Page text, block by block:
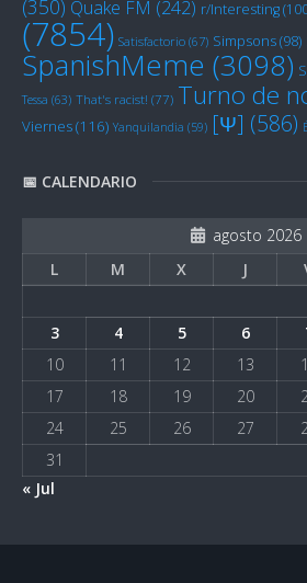
(350) Quake FM (242) r/Interesting
(7854) Satisfactorio (67) Simpsons(98)
SpanishMeme (3098)
Tessa (63) That's racist! (77) Turno de
Viernes(116) Yanquilandia (59) [Ψ] (586)
📅 CALENDARIO
agosto 2026
L
M X J
3
4 5 6
10
11 12 13
17
18 19 20
24
25 26 27
31
« Jul